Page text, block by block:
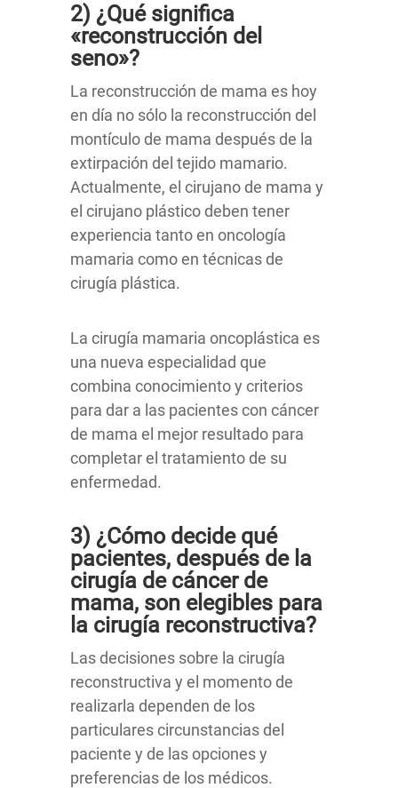
2) ¿Qué significa
«reconstrucción del
seno»?
La reconstrucción de mama es hoy
en día no sólo la reconstrucción del
montículo de mama después de la
extirpación del tejido mamario.
Actualmente, el cirujano de mama y
el cirujano plástico deben tener
experiencia tanto en oncología
mamaria como en técnicas de
cirugía plástica.
La cirugía mamaria oncoplástica es
una nueva especialidad que
combina conocimiento y criterios
para dar a las pacientes con cáncer
de mama el mejor resultado para
completar el tratamiento de su
enfermedad.
3) ¿Cómo decide qué
pacientes, después de la
cirugía de cáncer de
mama, son elegibles para
la cirugía reconstructiva?
Las decisiones sobre la cirugía
reconstructiva y el momento de
realizarla dependen de los
particulares circunstancias del
paciente y de las opciones y
preferencias de los médicos.